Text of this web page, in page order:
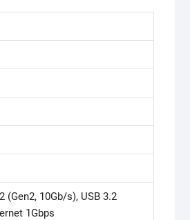
(Gen2, 10Gb/s), USB 3.2
1Gbps